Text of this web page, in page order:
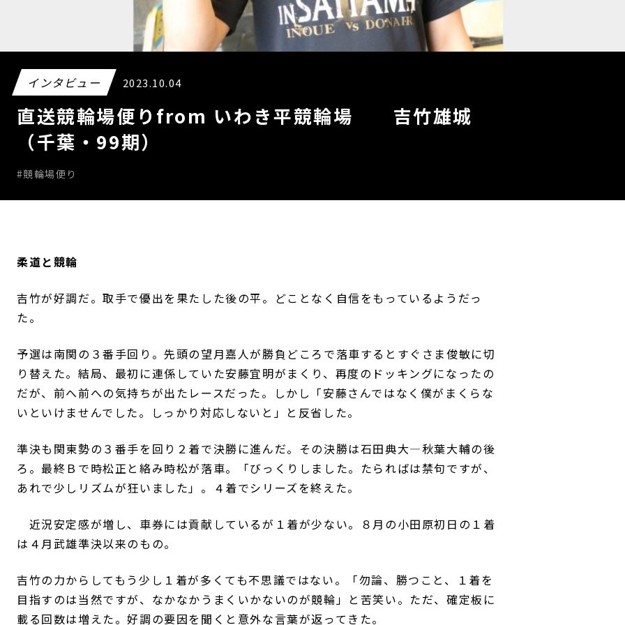
インタビュー 2023.10.04
直送競輪場便りfrom いわき平競輪場 吉竹雄城
（千葉・99期）
#競輪場便り
柔道と競輪
吉竹が好調だ。取手で優出を果たした後の平。どことなく自信をもっているようだっ
た。
予選は南関の３番手回り。先頭の望月嘉人が勝負どころで落車するとすぐさま俊敏に切
り替えた。結局、最初に連係していた安藤宜明がまくり、再度のドッキングになったの
だが、前へ前への気持ちが出たレースだった。しかし「安藤さんではなく僕がまくらな
いといけませんでした。しっかり対応しないと」と反省した。
準決も関東勢の３番手を回り２着で決勝に進んだ。その決勝は石田典大―秋葉大輔の後
ろ。最終Ｂで時松正と絡み時松が落車。「びっくりしました。たらればは禁句ですが、
あれで少しリズムが狂いました」。４着でシリーズを終えた。
近況安定感が増し、車券には貢献しているが１着が少ない。８月の小田原初日の１着
は４月武雄準決以来のもの。
吉竹の力からしてもう少し１着が多くても不思議ではない。「勿論、勝つこと、１着を
目指すのは当然ですが、なかなかうまくいかないのが競輪」と苦笑い。ただ、確定板に
載る回数は増えた。好調の要因を聞くと意外な言葉が返ってきた。